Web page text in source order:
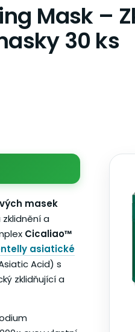
Mask –
30 ks
masek
a
Cicaliao™
asiatické
Acid) s
zklidňující a